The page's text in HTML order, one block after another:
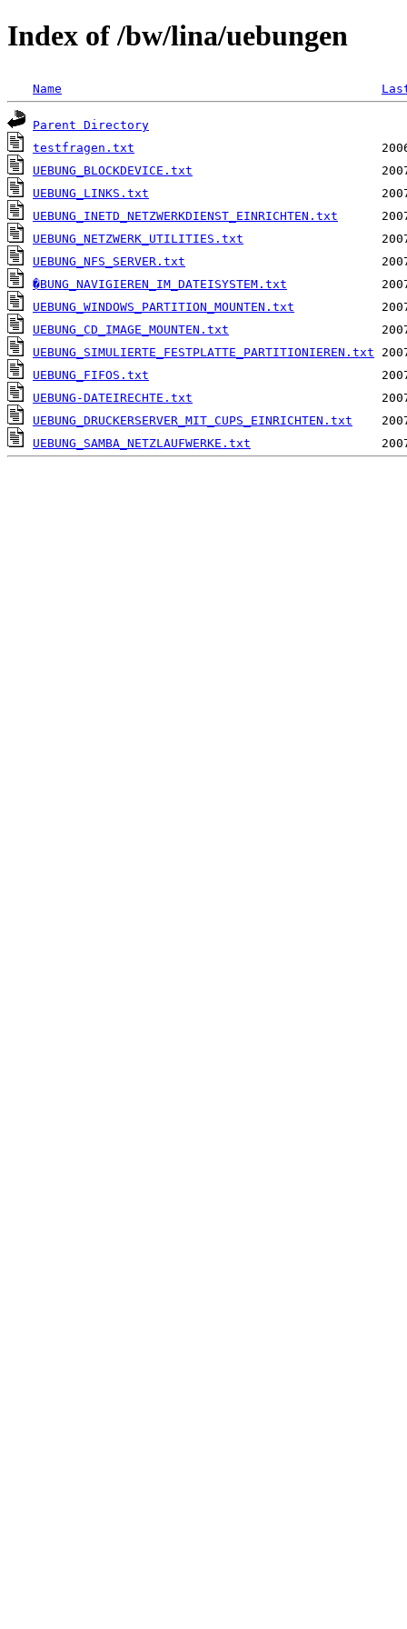
Index of /bw/lina/uebungen
Name
Parent Directory
testfragen.txt
UEBUNG_BLOCKDEVICE.txt
UEBUNG_LINKS.txt
UEBUNG_INETD_NETZWERKDIENST_EINRICHTEN.txt
UEBUNG_NETZWERK_UTILITIES.txt
UEBUNG_NFS_SERVER.txt
�BUNG_NAVIGIEREN_IM_DATEISYSTEM.txt
UEBUNG_WINDOWS_PARTITION_MOUNTEN.txt
UEBUNG_CD_IMAGE_MOUNTEN.txt
UEBUNG_SIMULIERTE_FESTPLATTE_PARTITIONIEREN.txt
UEBUNG_FIFOS.txt
UEBUNG-DATEIRECHTE.txt
UEBUNG_DRUCKERSERVER_MIT_CUPS_EINRICHTEN.txt
UEBUNG_SAMBA_NETZLAUFWERKE.txt